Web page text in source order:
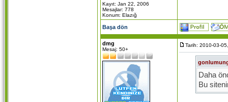
Kayıt: Jan 22, 2006
Mesajlar: 778
Konum: Elazığ
Başa dön
dmg
Mesaj: 50+
Tarih: 2010-03-
Daha
Bu